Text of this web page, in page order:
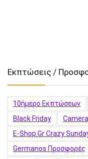
Εκπτώσεις /
10ήμερο Εκπτώσεων
Black Friday
Camera
E-Shop.gr Crazy
Germanos Προσφορές